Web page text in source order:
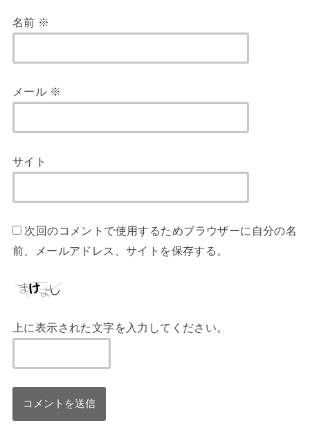
名前 ※
メール ※
サイト
次回のコメントで使用するためブラウザーに自分の名
前、メールアドレス、サイトを保存する。
上に表示された文字を入力してください。